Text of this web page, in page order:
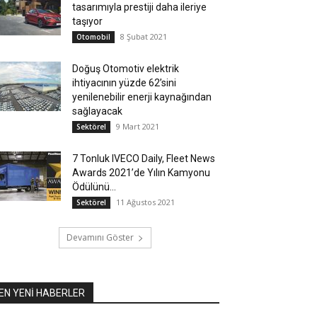
tasarımıyla prestiji daha ileriye
taşıyor
Otomobil 8 Şubat 2021
Doğuş Otomotiv elektrik
ihtiyacının yüzde 62’sini
yenilenebilir enerji kaynağından
sağlayacak
Sektörel 9 Mart 2021
7 Tonluk IVECO Daily, Fleet News
Awards 2021’de Yılın Kamyonu
Ödülünü...
Sektörel 11 Ağustos 2021
Devamını Göster
YENİ HABERLER